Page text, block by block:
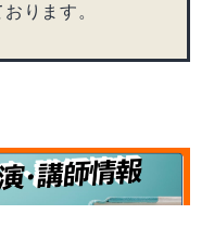
ります。